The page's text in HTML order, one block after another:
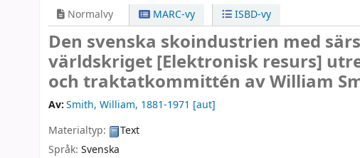
Normalvy MARC-vy ISBD-vy
Den svenska skoindustrien med
världskriget[Elektronisk resurs]
och traktatkommittén av William
Av:Smith, William, 1881-1971 [aut]
Materialtyp:
Text
Språk: Svenska